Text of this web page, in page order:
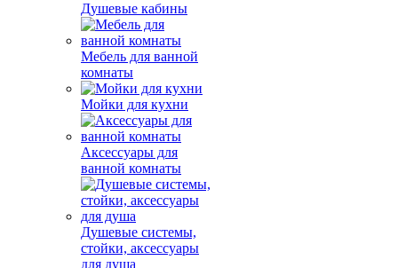
Душевые кабины
Мебель для ванной
комнаты
Мойки для кухни
Аксессуары для
ванной комнаты
Душевые системы,
стойки, аксессуары
для душа